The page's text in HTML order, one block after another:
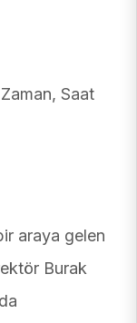
Saat
araya gelen
Burak